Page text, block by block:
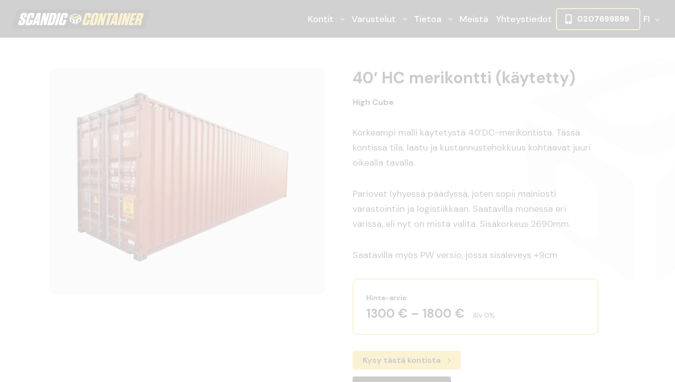
Kontit
Avaa tai sulje alasvetovalikko
Varustelut
Avaa tai sulje alasvetovalikko
Tietoa
Avaa tai sulje alasvetovalikko
Meistä Yhteystiedot 0207699899 FI
40′ HC merikontti (käytetty)
High Cube
Korkeampi malli käytetystä 40’DC-merikontista. Tässä
kontissa tila, laatu ja kustannustehokkuus kohtaavat juuri
oikealla tavalla.
Pariovet lyhyessä päädyssä, joten sopii mainiosti
varastointiin ja logistiikkaan. Saatavilla monessa eri
värissä, eli nyt on mistä valita. Sisäkorkeus 2690mm.
Saatavilla myös PW versio, jossa sisäleveys +9cm
Hinta-arvio
1300 € – 1800 € Alv 0%
Kysy tästä kontista